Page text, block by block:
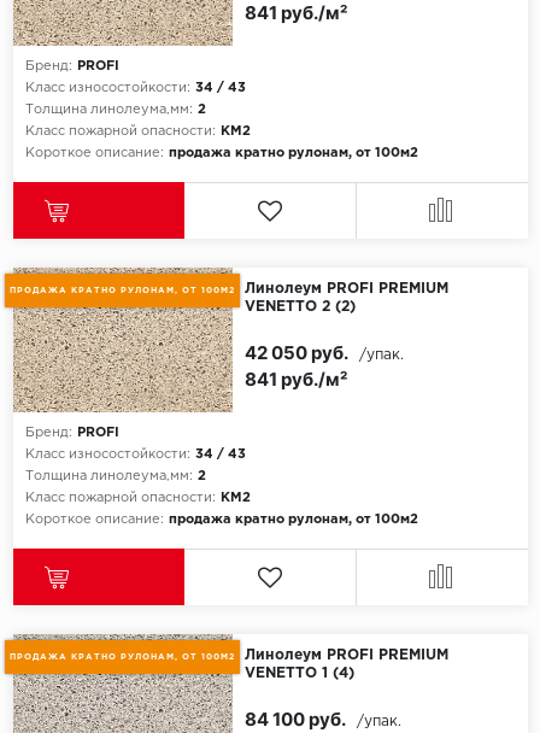
LimeStone
Lucky Floor
Moduleo
No brand
Бренд:
PROFI
Класс износостойкости: 34 / 43
Толщина линолеума,мм: 2
Класс пожарной опасности:
КМ2
Короткое описание: продажа кратно рулонам, от 100м2
841 руб./м²
ПРОДАЖА КРАТНО РУЛОНАМ, ОТ 100М2
Линолеум PROFI PREMIUM
VENETTO 2 (2)
Бренд:
PROFI
Класс износостойкости: 34 / 43
Толщина линолеума,мм: 2
Класс пожарной опасности:
КМ2
Короткое описание: продажа кратно рулонам, от 100м2
841 руб./м²
42 050 руб. /упак.
ПРОДАЖА КРАТНО РУЛОНАМ, ОТ 100М2
Линолеум PROFI PREMIUM
VENETTO 1 (4)
84 100 руб. /упак.